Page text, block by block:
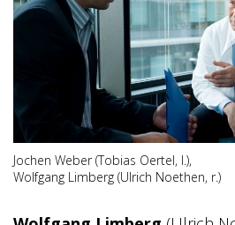
Jochen Weber (Tobias Oertel, l.),
Wolfgang Limberg (Ulrich Noethen, r.)